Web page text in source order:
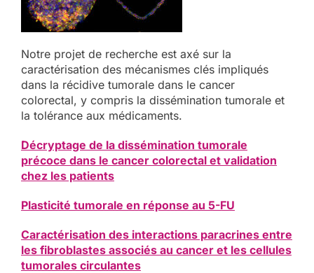
Notre projet de recherche est axé sur la
caractérisation des mécanismes clés impliqués
dans la récidive tumorale dans le cancer
colorectal, y compris la dissémination tumorale et
la tolérance aux médicaments.
Décryptage de la dissémination tumorale
précoce dans le cancer colorectal et validation
chez les patients
Plasticité tumorale en réponse au 5-FU
Caractérisation des interactions paracrines entre
les fibroblastes associés au cancer et les cellules
tumorales circulantes